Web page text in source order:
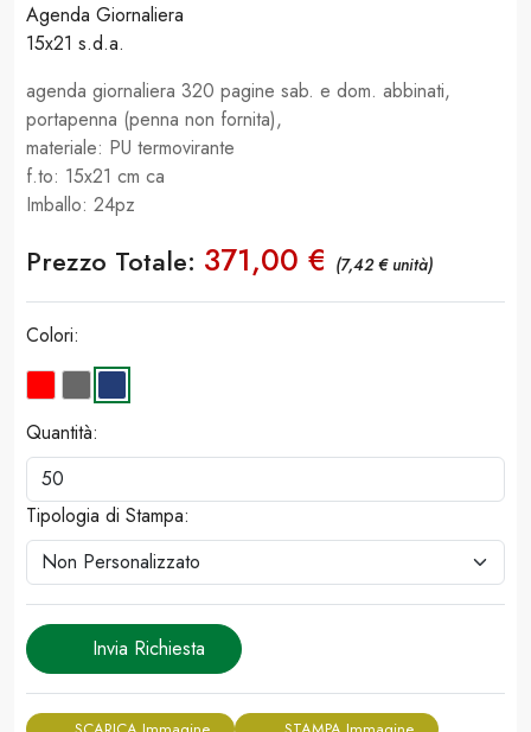
Agenda Giornaliera
15x21 s.d.a.
agenda giornaliera 320 pagine sab. e dom. abbinati,
portapenna (penna non fornita),
materiale: PU termovirante
f.to: 15x21 cm ca
Imballo: 24pz
Prezzo Totale: 371,00 € (7,42 € unità)
Colori:
Quantità:
Tipologia di Stampa:
Invia Richiesta